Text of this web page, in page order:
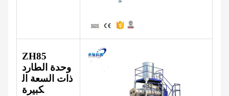
ZH85
وحدة الطارد
ذات السعة ال
كبيرة